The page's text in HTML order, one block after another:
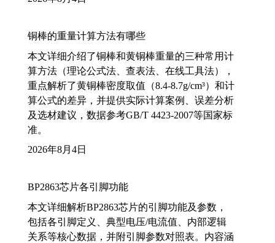
铜棒的重量计算方法有哪些
本文详细介绍了铜棒和黄铜棒重量的三种常用计
算方法（理论公式法、查表法、在线工具法），
重点解析了黄铜棒密度取值（8.4-8.7g/cm³）和计
算公式的差异，并提供实际计算案例、误差分析
及选材建议，数据参考GB/T 4423-2007等国家标
准。
2026年8月4日
BP2863芯片各引脚功能
本文详细解析BP2863芯片的引脚功能及参数，
包括各引脚定义、典型电压/电流值、内部逻辑
关系等核心数据，并附引脚参数对照表。内容涵